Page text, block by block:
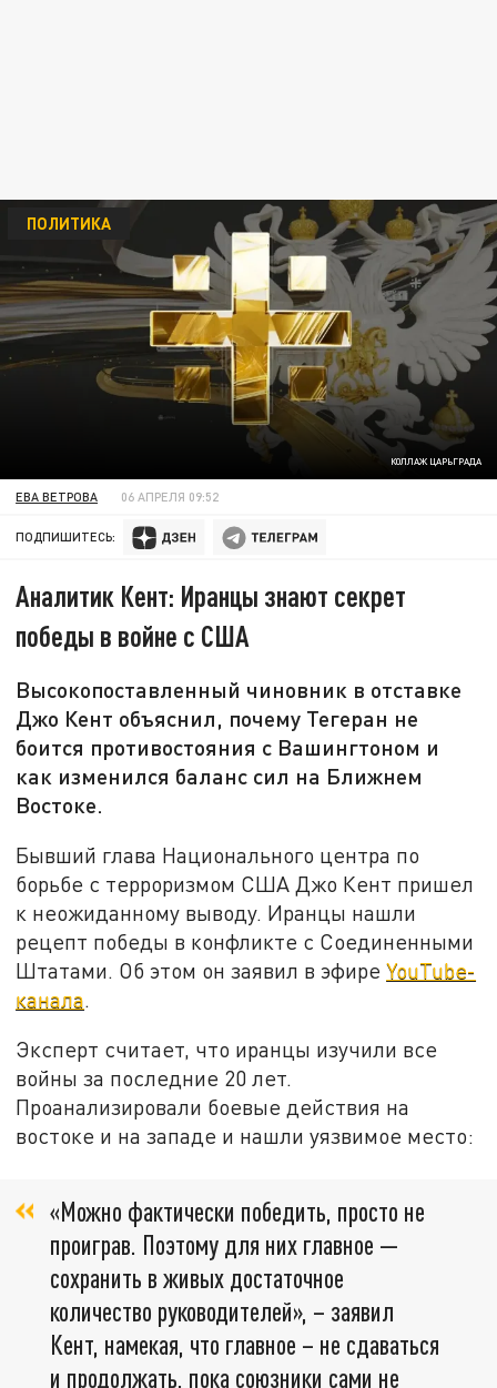
КОЛЛАЖ ЦАРЬГРАДА
ПОЛИТИКА
ЕВА ВЕТРОВА 06 АПРЕЛЯ 09:52
ПОДПИШИТЕСЬ:
Аналитик Кент: Иранцы знают секрет
победы в войне с США
Высокопоставленный чиновник в отставке
Джо Кент объяснил, почему Тегеран не
боится противостояния с Вашингтоном и
как изменился баланс сил на Ближнем
Востоке.
Бывший глава Национального центра по
борьбе с терроризмом США Джо Кент пришел
к неожиданному выводу. Иранцы нашли
рецепт победы в конфликте с Соединенными
Штатами. Об этом он заявил в эфиреYouTube-
канала.
Эксперт считает, что иранцы изучили все
войны за последние 20 лет.
Проанализировали боевые действия на
востоке и на западе и нашли уязвимое место:
«Можно фактически победить, просто не
проиграв. Поэтому для них главное —
сохранить в живых достаточное
количество руководителей», – заявил
Кент, намекая, что главное – не сдаваться
и продолжать, пока союзники сами не